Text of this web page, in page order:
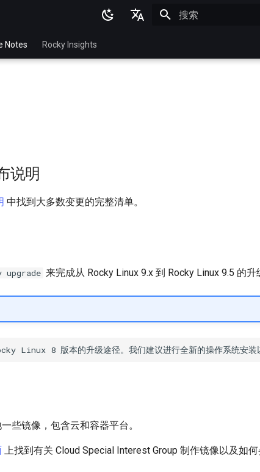
한국어
Notes Rocky Insights
说明
中找到大多数变更的完整清单。
upgrade 来完成从 Rocky Linux 9.x 到 Rocky Linux 9.5 的升
些镜像，包含云和容器平台。
上找到有关 Cloud Special Interest Group 制作镜像以及如